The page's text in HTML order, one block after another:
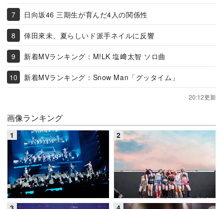
日向坂46 三期生が育んだ4人の関係性
倖田來未、夏らしいド派手ネイルに反響
新着MVランキング：M!LK 塩﨑太智 ソロ曲
新着MVランキング：Snow Man「グッタイム」
20:12更新
画像ランキング